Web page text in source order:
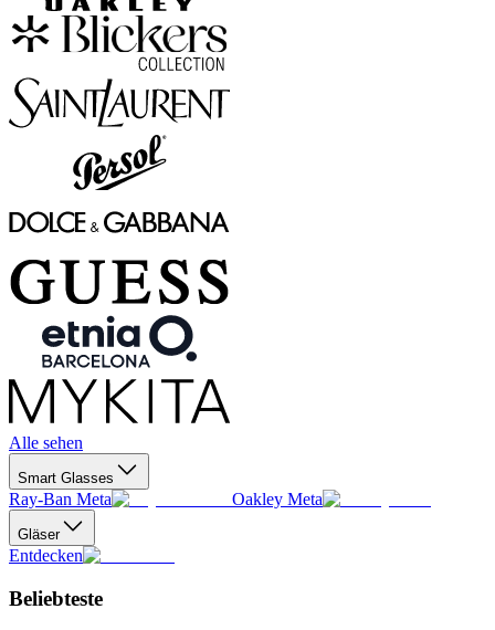
Alle sehen
Smart Glasses
Ray-Ban Meta Oakley Meta
Gläser
Entdecken
Beliebteste